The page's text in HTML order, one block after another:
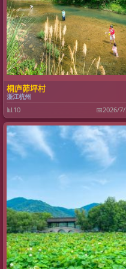
桐庐茆坪村
浙江杭州
📊 10 📅2026/